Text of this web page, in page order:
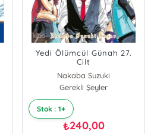
Yedi Ölümcül Günah 27.
Cilt
Nakaba Suzuki
Gerekli Şeyler
Stok : 1+
₺240,00